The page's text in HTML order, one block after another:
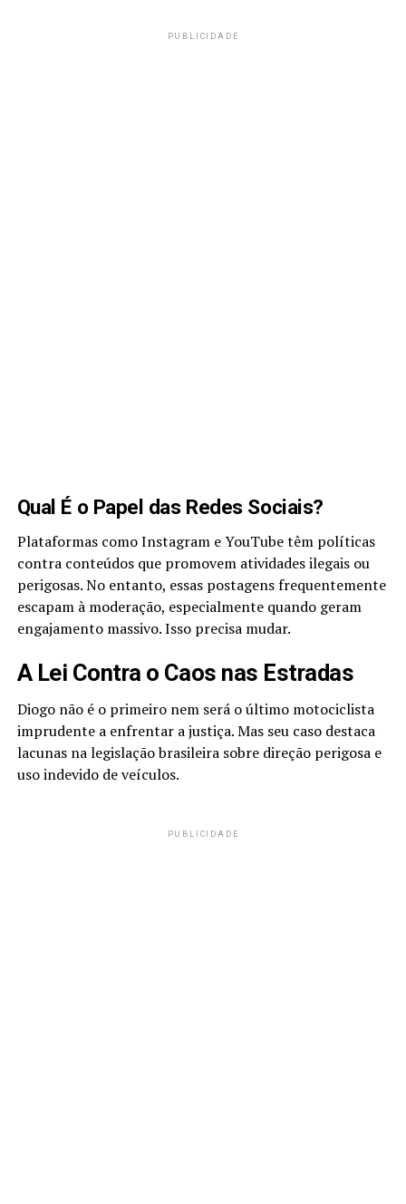
PUBLICIDADE
Qual É o Papel das Redes Sociais?
Plataformas como Instagram e YouTube têm políticas
contra conteúdos que promovem atividades ilegais ou
perigosas. No entanto, essas postagens frequentemente
escapam à moderação, especialmente quando geram
engajamento massivo. Isso precisa mudar.
A Lei Contra o Caos nas Estradas
Diogo não é o primeiro nem será o último motociclista
imprudente a enfrentar a justiça. Mas seu caso destaca
lacunas na legislação brasileira sobre direção perigosa e
uso indevido de veículos.
PUBLICIDADE